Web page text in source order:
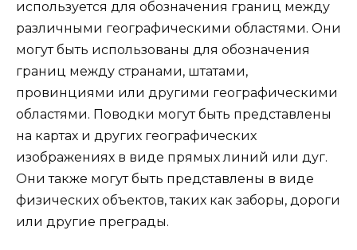
используется для обозначения границ между
различными географическими областями. Они
могут быть использованы для обозначения
границ между странами, штатами,
провинциями или другими географическими
областями. Поводки могут быть представлены
на картах и других географических
изображениях в виде прямых линий или дуг.
Они также могут быть представлены в виде
физических объектов, таких как заборы, дороги
или другие преграды.